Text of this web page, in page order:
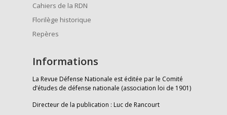
Cahiers de la RDN
Florilège historique
Repères
Informations
La Revue Défense Nationale est éditée par le Comité
d’études de défense nationale (association loi de 1901)
Directeur de la publication : Luc de Rancourt